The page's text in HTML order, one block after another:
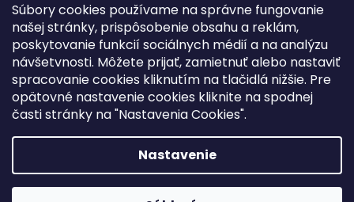
Súbory cookies používame na správne fungovanie
našej stránky, prispôsobenie obsahu a reklám,
poskytovanie funkcií sociálnych médií a na analýzu
návšetvnosti. Môžete prijať, zamietnuť alebo nastaviť
spracovanie cookies kliknutím na tlačidlá nižšie. Pre
opätovné nastavenie cookies kliknite na spodnej
časti stránky na "Nastavenia Cookies".
Nastavenie
Pre firmy Poradenstvo
iliek.sk. Všetky práva vyhradené.
nastavenie cookies